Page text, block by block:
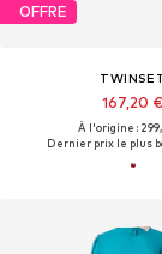
OFFRE
167,20 €
À l'origine :
Dernier prix le plus